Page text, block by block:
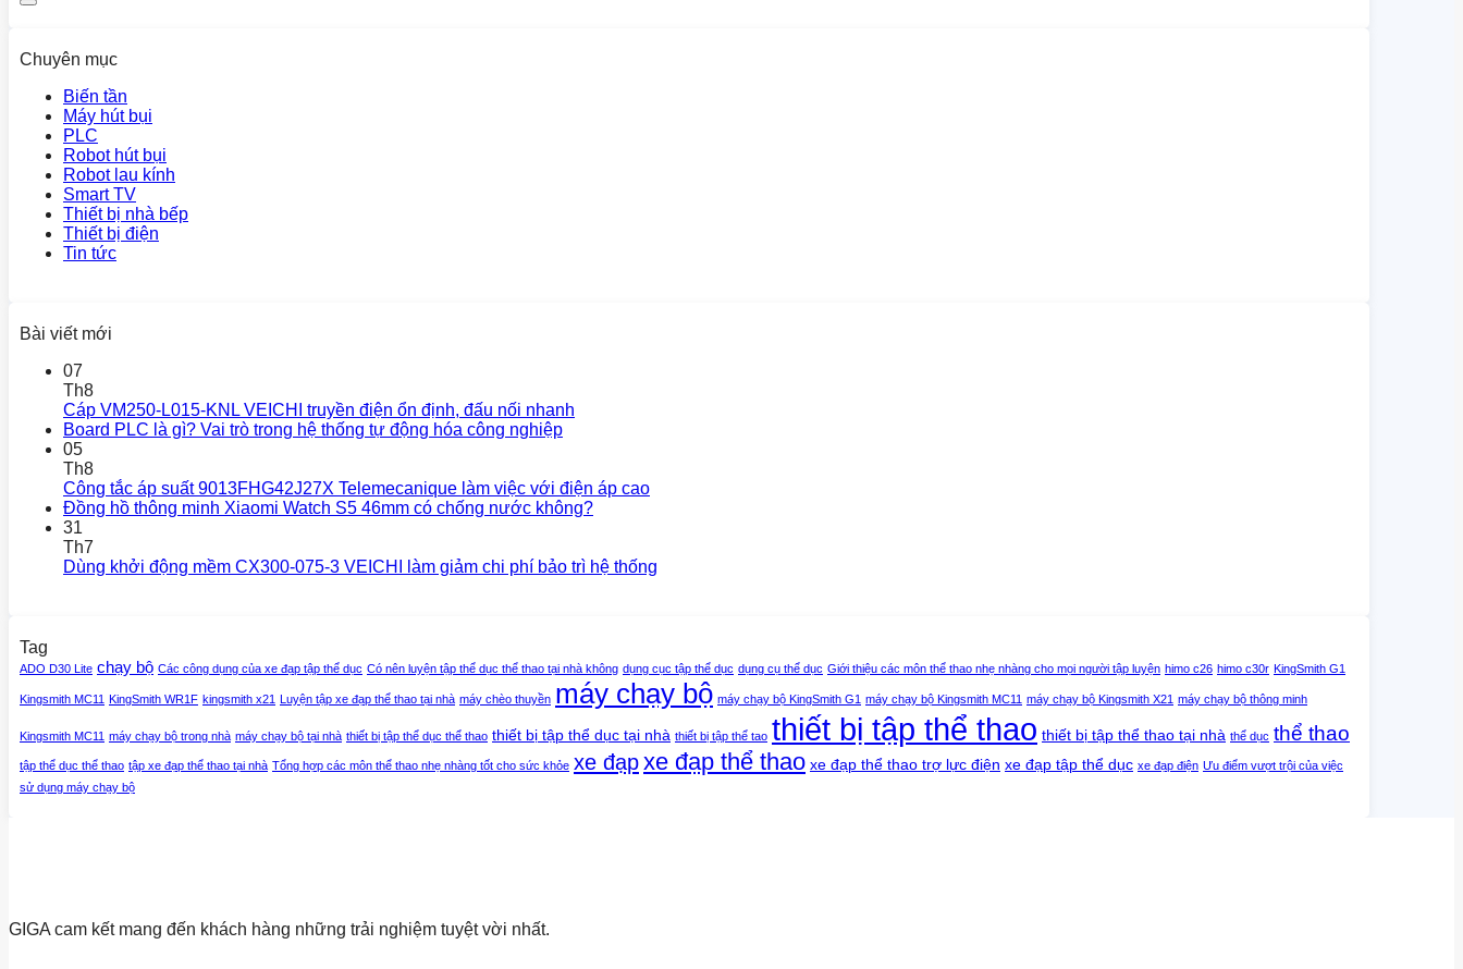
Chuyên mục
Biến tần
Máy hút bụi
PLC
Robot hút bụi
Robot lau kính
Smart TV
Thiết bị nhà bếp
Thiết bị điện
Tin tức
Bài viết mới
07
Th8
Cáp VM250-L015-KNL VEICHI truyền điện ổn định, đấu nối nhanh
Board PLC là gì? Vai trò trong hệ thống tự động hóa công nghiệp
05
Th8
Công tắc áp suất 9013FHG42J27X Telemecanique làm việc với điện áp cao
Đồng hồ thông minh Xiaomi Watch S5 46mm có chống nước không?
31
Th7
Dùng khởi động mềm CX300-075-3 VEICHI làm giảm chi phí bảo trì hệ thống
Tag
ADO D30 Lite chạy bộ Các công dụng của xe đạp tập thể dục Có nên luyện tập thể dục thể thao tại nhà không dụng cục tập thể dục dụng cụ thể dục Giới thiệu các môn thể thao nhẹ nhàng cho mọi người tập luyện himo c26 himo c30r KingSmith G1
Kingsmith MC11 KingSmith WR1F kingsmith x21 Luyện tập xe đạp thể thao tại nhà máy chèo thuyền máy chạy bộ máy chạy bộ KingSmith G1 máy chạy bộ Kingsmith MC11 máy chạy bộ Kingsmith X21 máy chạy bộ thông minh
Kingsmith MC11 máy chạy bộ trong nhà máy chạy bộ tại nhà thiết bị tập thể dục thể thao thiết bị tập thể dục tại nhà thiết bị tập thể tao thiết bị tập thể thao thiết bị tập thể thao tại nhà thể dục thể thao
tập thể dục thể thao tập xe đạp thể thao tại nhà Tổng hợp các môn thể thao nhẹ nhàng tốt cho sức khỏe xe đạpxe đạp thể thao xe đạp thể thao trợ lực điện xe đạp tập thể dục xe đạp điện Ưu điểm vượt trội của việc
sử dụng máy chạy bộ
GIGA cam kết mang đến khách hàng những trải nghiệm tuyệt vời nhất.